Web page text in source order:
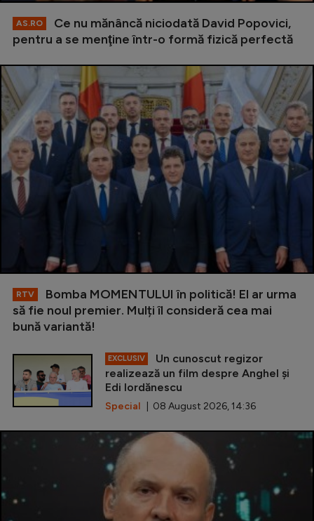
AS.RO
Ce nu mănâncă niciodată David Popovici,
pentru a se menţine într-o formă fizică perfectă
RTV
Bomba MOMENTULUI în politică! El ar urma
să fie noul premier. Mulți îl consideră cea mai
bună variantă!
EXCLUSIV
Un cunoscut regizor
realizează un film despre Anghel și
Edi Iordănescu
Special | 08 August 2026, 14:36